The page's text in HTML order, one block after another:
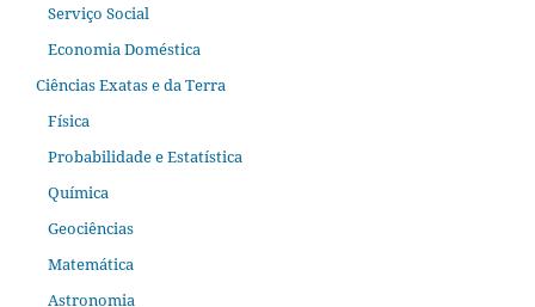
Serviço Social
Economia Doméstica
Ciências Exatas e da Terra
Física
Probabilidade e Estatística
Química
Geociências
Matemática
Astronomia